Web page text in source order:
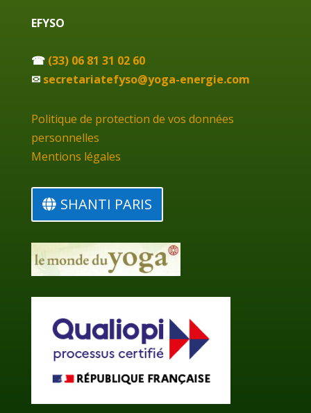
EFYSO
☎ (33) 06 81 31 02 60
✉ secretariatefyso@yoga-energie.com
Politique de protection de vos données
personnelles
Mentions légales
SHANTI PARIS